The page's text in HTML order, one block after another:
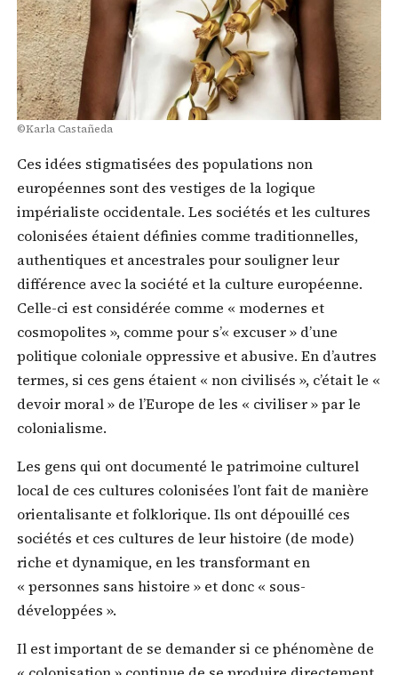
©Karla Castañeda
Ces idées stigmatisées des populations non
européennes sont des vestiges de la logique
impérialiste occidentale. Les sociétés et les cultures
colonisées étaient définies comme traditionnelles,
authentiques et ancestrales pour souligner leur
différence avec la société et la culture européenne.
Celle-ci est considérée comme « modernes et
cosmopolites », comme pour s’« excuser » d’une
politique coloniale oppressive et abusive. En d’autres
termes, si ces gens étaient « non civilisés », c’était le «
devoir moral » de l’Europe de les « civiliser » par le
colonialisme.
Les gens qui ont documenté le patrimoine culturel
local de ces cultures colonisées l’ont fait de manière
orientalisante et folklorique. Ils ont dépouillé ces
sociétés et ces cultures de leur histoire (de mode)
riche et dynamique, en les transformant en
« personnes sans histoire » et donc « sous-
développées ».
Il est important de se demander si ce phénomène de